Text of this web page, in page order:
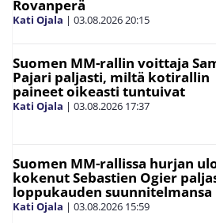
Rovanperä
Kati Ojala | 03.08.202620:15
Suomen MM-rallin voittaja
Pajari paljasti, miltä kotirallin
paineet oikeasti tuntuivat
Kati Ojala | 03.08.2026 17:37
Suomen MM-rallissa hurjan
kokenut Sebastien Ogier
loppukauden suunnitelmansa
Kati Ojala | 03.08.2026 15:59